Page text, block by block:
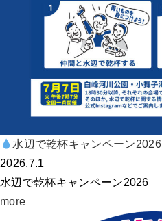
水辺で乾杯キャンペーン2026
2026.7.1
水辺で乾杯キャンペーン2026
more